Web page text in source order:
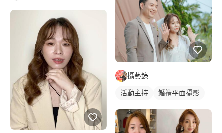
攝藝錄
活動主持 婚禮平面攝影